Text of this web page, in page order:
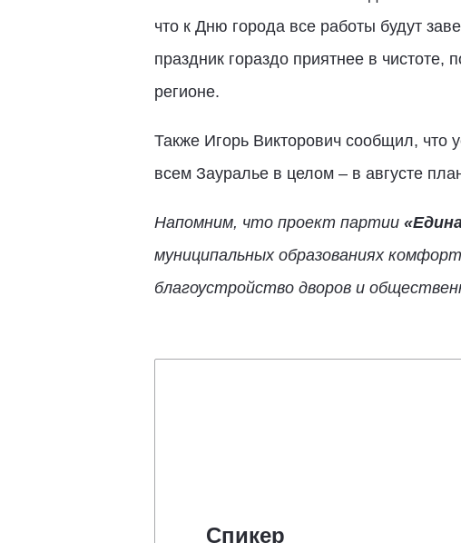
что к Дню города все работы будут
праздник гораздо приятнее в чистоте,
регионе.
Также Игорь Викторович сообщил, что
всем Зауралье в целом – в августе
Напомним, что проект партии
муниципальных образованиях
благоустройство дворов и
Спикер